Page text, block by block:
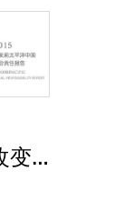
东市场
变世界 爱